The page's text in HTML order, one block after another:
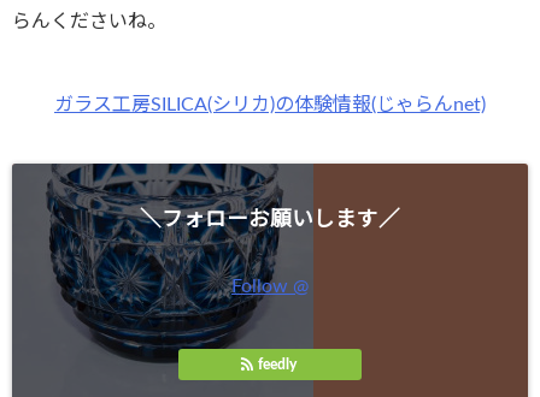
らんくださいね。
ガラス工房SILICA(シリカ)の体験情報(じゃらんnet)
＼フォローお願いします／
Follow @
feedly